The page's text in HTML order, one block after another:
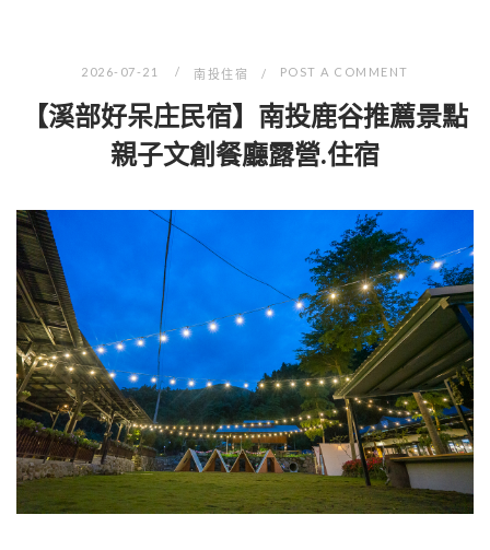
2026-07-21 南投住宿 POST A COMMENT
【溪部好呆庄民宿】南投鹿谷推薦景點
親子文創餐廳露營.住宿